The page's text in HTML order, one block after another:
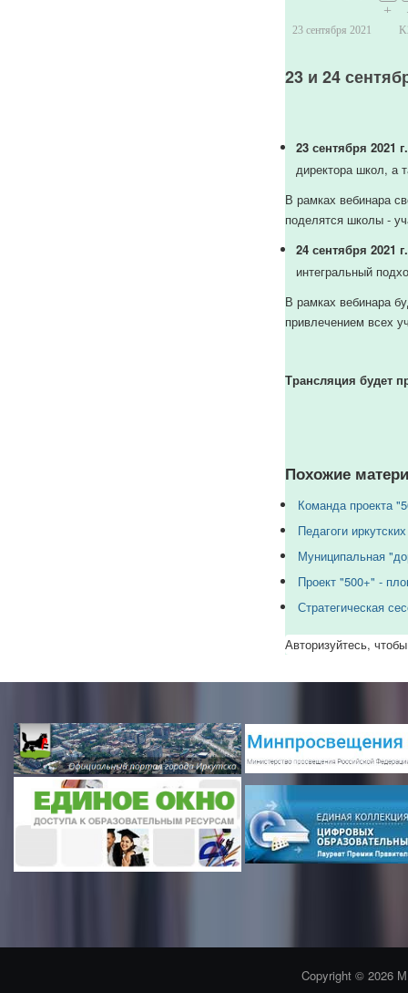
Не
загрузить
пользователя
471.
+
23 сентября 2021
23 и 24
23 сентября 2021
директора школ, а
В рамках вебинара
поделятся школы -
24 сентября 2021
интегральный
В рамках вебинара
привлечением всех
Трансляция будет
Похожие
Команда проекта
Педагоги
Муниципальная
Проект "500+" -
Стратегическая
Авторизуйтесь,
Copyright © 2026